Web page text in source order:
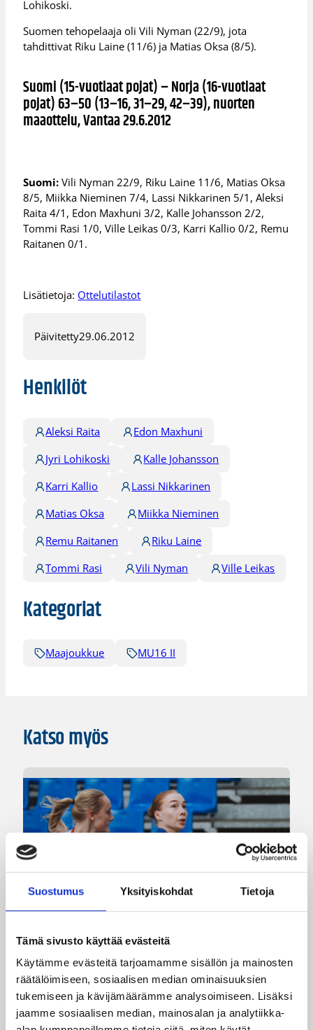
Suostumus Yksityiskohdat Tietoja
Tämä sivusto käyttää evästeitä
Käytämme evästeitä tarjoamamme sisällön ja mainosten
räätälöimiseen, sosiaalisen median ominaisuuksien
tukemiseen ja kävijämäärämme analysoimiseen. Lisäksi
jaamme sosiaalisen median, mainosalan ja analytiikka-
Lohikoski.
Suomen tehopelaaja oli Vili Nyman (22/9), jota
tahdittivat Riku Laine (11/6) ja Matias Oksa (8/5).
Suomi (15-vuotiaat pojat) – Norja (16-vuotiaat
pojat) 63–50 (13–16, 31–29, 42–39), nuorten
maaottelu, Vantaa 29.6.2012
Suomi: Vili Nyman 22/9, Riku Laine 11/6, Matias Oksa
8/5, Miikka Nieminen 7/4, Lassi Nikkarinen 5/1, Aleksi
Raita 4/1, Edon Maxhuni 3/2, Kalle Johansson 2/2,
Tommi Rasi 1/0, Ville Leikas 0/3, Karri Kallio 0/2, Remu
Raitanen 0/1.
Lisätietoja: Ottelutilastot
Päivitetty29.06.2012
Henkilöt
Aleksi Raita
Edon Maxhuni
Jyri Lohikoski
Kalle Johansson
Karri Kallio
Lassi Nikkarinen
Matias Oksa
Miikka Nieminen
Remu Raitanen
Riku Laine
Tommi Rasi
Vili Nyman Ville Leikas
Kategoriat
Maajoukkue MU16 II
Katso myös
3×3 08.08.2026 22:58
Suomea edustavat 3×3-
joukkueet aloittivat Nordic Cup